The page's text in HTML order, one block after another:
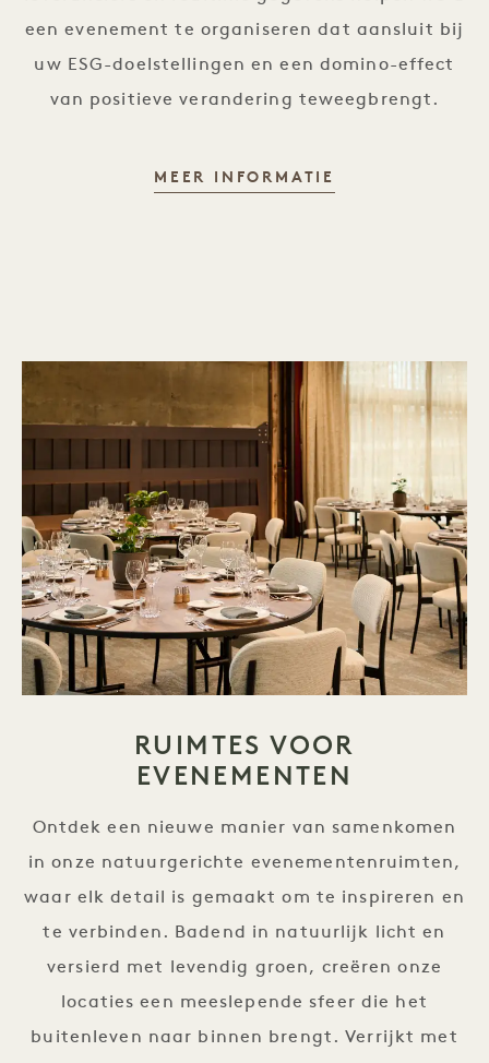
een evenement te organiseren dat aansluit bij
uw ESG-doelstellingen en een domino-effect
van positieve verandering teweegbrengt.
MEER INFORMATIE
RUIMTES VOOR
EVENEMENTEN
Ontdek een nieuwe manier van samenkomen
in onze natuurgerichte evenementenruimten,
waar elk detail is gemaakt om te inspireren en
te verbinden. Badend in natuurlijk licht en
versierd met levendig groen, creëren onze
locaties een meeslepende sfeer die het
buitenleven naar binnen brengt. Verrijkt met